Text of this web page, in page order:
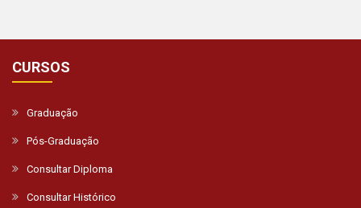
CURSOS
Graduação
Pós-Graduação
Consultar Diploma
Consultar Histórico